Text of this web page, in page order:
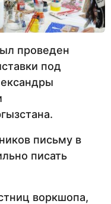
проведен
под
письму в
писать
воркшопа,